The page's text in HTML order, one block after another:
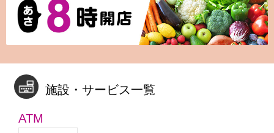
施設・サービス一覧
ATM